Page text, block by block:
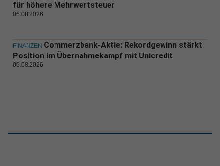
für höhere Mehrwertsteuer
06.08.2026
FINANZEN Commerzbank-Aktie: Rekordgewinn stärkt
Position im Übernahmekampf mit Unicredit
06.08.2026